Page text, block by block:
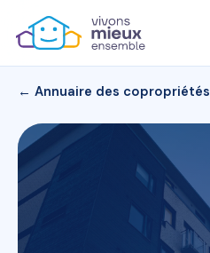
← Annuaire des copropriétés